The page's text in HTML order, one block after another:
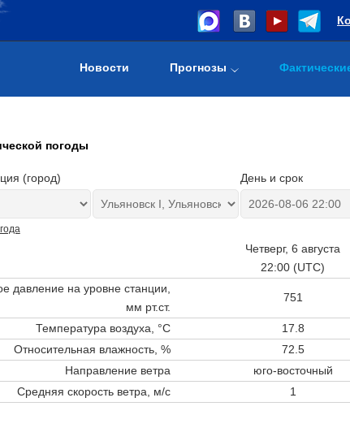
Новости Прогнозы
погоды
(город) День и срок
Четверг, 6 августа
22:00 (UTC)
давление на уровне станции,
мм рт.ст.
751
Температура воздуха, °C
17.8
Относительная влажность, %
72.5
Направление ветра
юго-восточный
Средняя скорость ветра, м/с
1